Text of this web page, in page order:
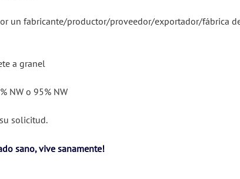
un fabricante/productor/proveedor/exportador/fábrica
a granel
NW o 95% NW
solicitud.
sano, vive sanamente!